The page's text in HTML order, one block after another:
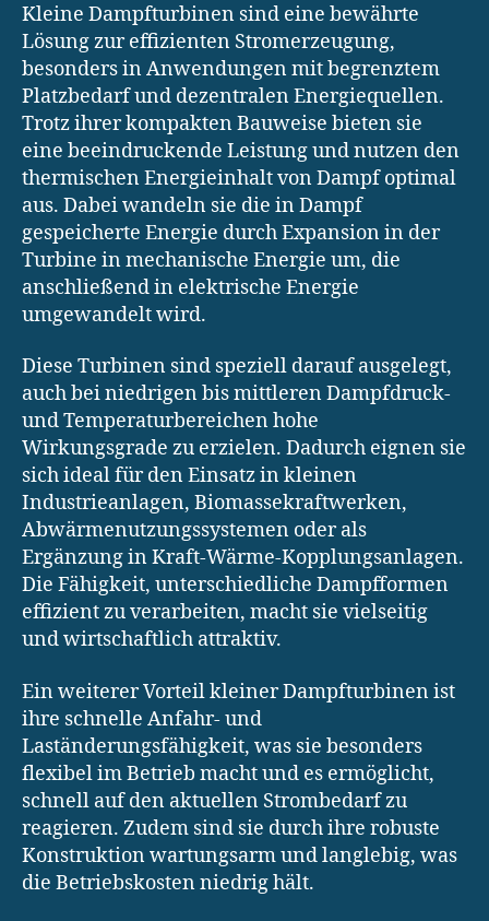
Kleine Dampfturbinen sind eine bewährte
Lösung zur effizienten Stromerzeugung,
besonders in Anwendungen mit begrenztem
Platzbedarf und dezentralen Energiequellen.
Trotz ihrer kompakten Bauweise bieten sie
eine beeindruckende Leistung und nutzen den
thermischen Energieinhalt von Dampf optimal
aus. Dabei wandeln sie die in Dampf
gespeicherte Energie durch Expansion in der
Turbine in mechanische Energie um, die
anschließend in elektrische Energie
umgewandelt wird.
Diese Turbinen sind speziell darauf ausgelegt,
auch bei niedrigen bis mittleren Dampfdruck-
und Temperaturbereichen hohe
Wirkungsgrade zu erzielen. Dadurch eignen sie
sich ideal für den Einsatz in kleinen
Industrieanlagen, Biomassekraftwerken,
Abwärmenutzungssystemen oder als
Ergänzung in Kraft-Wärme-Kopplungsanlagen.
Die Fähigkeit, unterschiedliche Dampfformen
effizient zu verarbeiten, macht sie vielseitig
und wirtschaftlich attraktiv.
Ein weiterer Vorteil kleiner Dampfturbinen ist
ihre schnelle Anfahr- und
Laständerungsfähigkeit, was sie besonders
flexibel im Betrieb macht und es ermöglicht,
schnell auf den aktuellen Strombedarf zu
reagieren. Zudem sind sie durch ihre robuste
Konstruktion wartungsarm und langlebig, was
die Betriebskosten niedrig hält.